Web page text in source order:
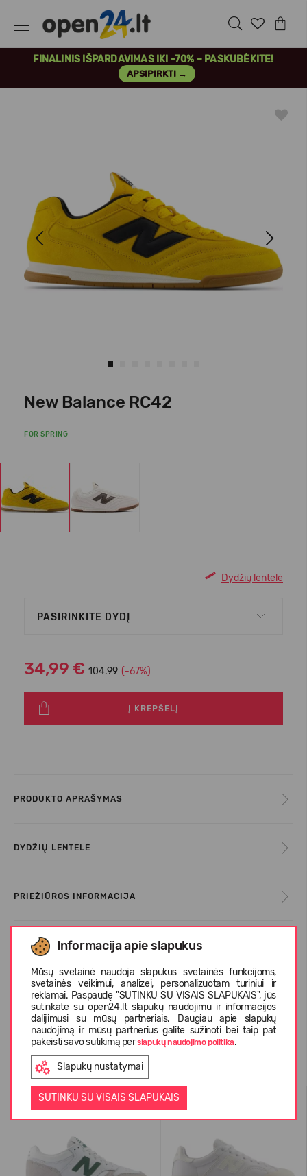
FINALINIS IŠPARDAVIMAS IKI -70% – PASKUBĖKITE!
APSIPIRKTI →
Informacija apie slapukus
Mūsų svetainė naudoja slapukus svetainės funkcijoms,
svetainės veikimui, analizei, personalizuotam turiniui ir
reklamai. Paspaudę "SUTINKU SU VISAIS SLAPUKAIS", jūs
sutinkate su open24.lt slapukų naudojimu ir informacijos
dalijimusi su mūsų partneriais. Daugiau apie slapukų
naudojimą ir mūsų partnerius galite sužinoti bei taip pat
pakeisti savo sutikimą perslapukų naudojimo politika.
Slapukų nustatymai
SUTINKU SU VISAIS SLAPUKAIS
Previous Next
New Balance RC42
FOR SPRING
Dydžių lentelė
PASIRINKITE DYDĮ
34,99 € 104.99 (-67%)
Į KREPŠELĮ
PRODUKTO APRAŠYMAS
DYDŽIŲ LENTELĖ
PRIEŽIŪROS INFORMACIJA
APIE NEW BALANCE
KLIENTŲ ATSILIEPIMAI (0)
Panašios prekės
-70% -68%